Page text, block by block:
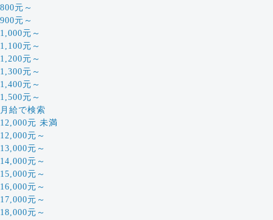
800元～
900元～
1,000元～
1,100元～
1,200元～
1,300元～
1,400元～
1,500元～
月給で検索
12,000元 未満
12,000元～
13,000元～
14,000元～
15,000元～
16,000元～
17,000元～
18,000元～